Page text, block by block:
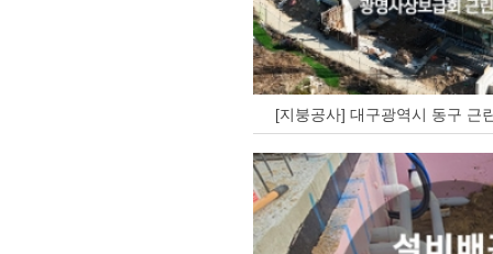
[지붕공사] 대구광역시 동구 근